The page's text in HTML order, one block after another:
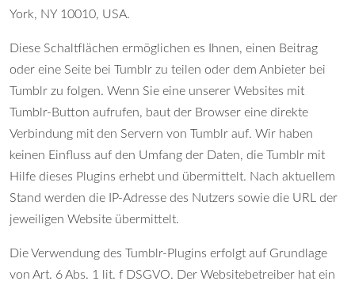
York, NY 10010, USA.
Diese Schaltflächen ermöglichen es Ihnen, einen Beitrag
oder eine Seite bei Tumblr zu teilen oder dem Anbieter bei
Tumblr zu folgen. Wenn Sie eine unserer Websites mit
Tumblr-Button aufrufen, baut der Browser eine direkte
Verbindung mit den Servern von Tumblr auf. Wir haben
keinen Einfluss auf den Umfang der Daten, die Tumblr mit
Hilfe dieses Plugins erhebt und übermittelt. Nach aktuellem
Stand werden die IP-Adresse des Nutzers sowie die URL der
jeweiligen Website übermittelt.
Die Verwendung des Tumblr-Plugins erfolgt auf Grundlage
von Art. 6 Abs. 1 lit. f DSGVO. Der Websitebetreiber hat ein